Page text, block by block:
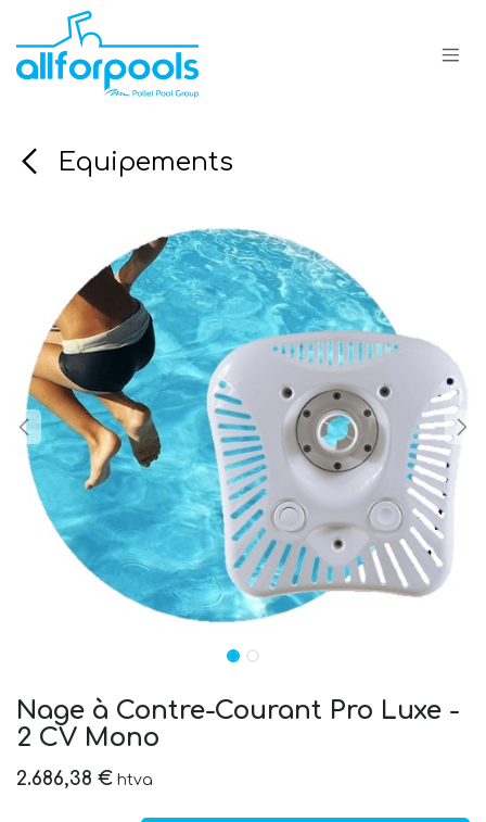
Se rendre au contenu
Equipements
Nage à Contre-Courant Pro Luxe -
2 CV Mono
2.686,38 € htva